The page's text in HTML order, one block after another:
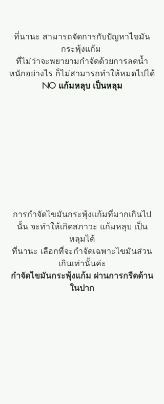
ที่นานะ สามารถจัดการกับปัญหาไขมัน
กระพุ้งแก้ม
ที่ไม่ว่าจะพยายามกำจัดด้วยการลดน้ำ
หนักอย่างไร ก็ไม่สามารถทำให้หมดไปได้
NO แก้มหลุบ เป็นหลุม
การกำจัดไขมันกระพุ้งแก้มที่มากเกินไป
นั้น จะทำให้เกิดสภาวะ แก้มหลุบ เป็น
หลุมได้
ที่นานะ เลือกที่จะกำจัดเฉพาะไขมันส่วน
เกินเท่านั้นค่ะ
กำจัดไขมันกระพุ้งแก้ม ผ่านการกรีดด้าน
ในปาก